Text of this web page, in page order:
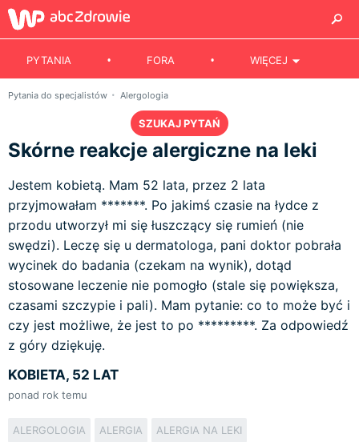
PYTANIA FORA WIĘCEJ
Pytania do specjalistów Alergologia
SZUKAJ PYTAŃ
Skórne reakcje alergiczne na leki
Jestem kobietą. Mam 52 lata, przez 2 lata
przyjmowałam *******. Po jakimś czasie na łydce z
przodu utworzył mi się łuszczący się rumień (nie
swędzi). Leczę się u dermatologa, pani doktor pobrała
wycinek do badania (czekam na wynik), dotąd
stosowane leczenie nie pomogło (stale się powiększa,
czasami szczypie i pali). Mam pytanie: co to może być i
czy jest możliwe, że jest to po *********. Za odpowiedź
z góry dziękuję.
KOBIETA, 52 LAT
ponad rok temu
ALERGOLOGIA ALERGIA ALERGIA NA LEKI